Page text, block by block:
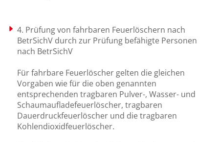
4. Prüfung von fahrbaren Feuerlöschern nach
BetrSichV durch zur Prüfung befähigte Personen
nach BetrSichV
Für fahrbare Feuerlöscher gelten die gleichen
Vorgaben wie für die oben genannten
entsprechenden tragbaren Pulver-, Wasser- und
Schaumaufladefeuerlöscher, tragbaren
Dauerdruckfeuerlöscher und die tragbaren
Kohlendioxidfeuerlöscher.